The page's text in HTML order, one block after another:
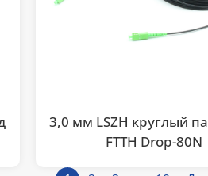
3,0 мм LSZH круглый
FTTH Drop-80N